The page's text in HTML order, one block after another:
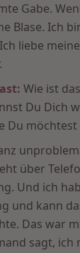
Gabe.
Blase. Ich
liebe
Wie ist
Du Dich
Du
über
Und ich
und kann
Das war
sagt, ich